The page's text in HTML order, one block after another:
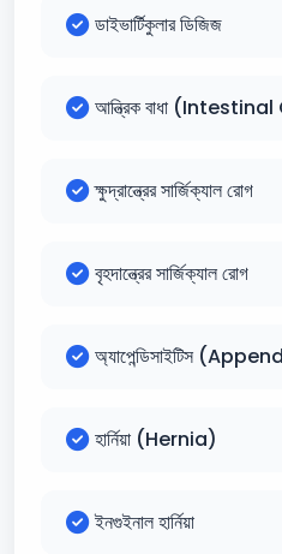
ডাইভার্টিকুলার ডিজিজ
আন্ত্রিক বাধা
ক্ষুদ্রান্ত্রের সার্জিক্যাল রোগ
বৃহদান্ত্রের সার্জিক্যাল রোগ
অ্যাপেন্ডিসাইটিস
হার্নিয়া (Hernia)
ইনগুইনাল হার্নিয়া